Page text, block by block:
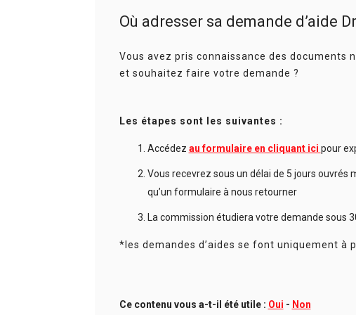
Où adresser sa demande d’aide
Vous avez pris connaissance des documents
et souhaitez faire votre demande ?
Les étapes sont les suivantes :
Accédez au formulaire en cliquant ici pour
Vous recevrez sous un délai de 5 jours
qu’un formulaire à nous retourner
La commission étudiera votre demande sous
*les demandes d’aides se font uniquement à
Ce contenu vous a-t-il été utile : Oui - Non